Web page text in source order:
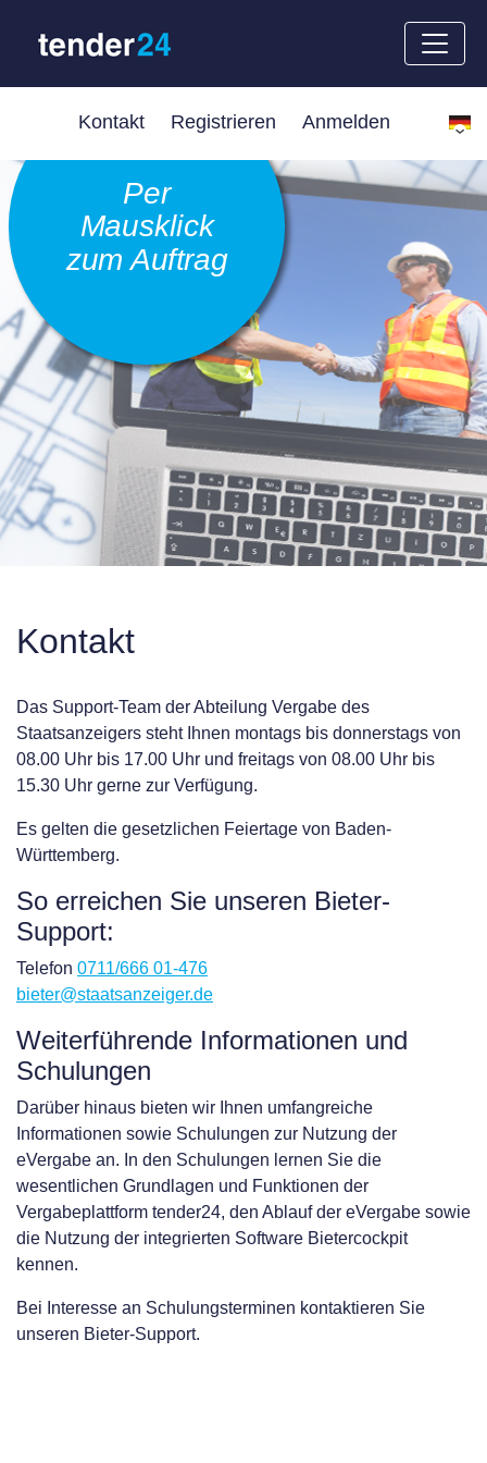
Per
Mausklick
zum Auftrag
Kontakt Registrieren Anmelden
Kontakt
Das Support-Team der Abteilung Vergabe des
Staatsanzeigers steht Ihnen montags bis donnerstags von
08.00 Uhr bis 17.00 Uhr und freitags von 08.00 Uhr bis
15.30 Uhr gerne zur Verfügung.
Es gelten die gesetzlichen Feiertage von Baden-
Württemberg.
So erreichen Sie unseren Bieter-
Support:
Telefon 0711/666 01-476
bieter@staatsanzeiger.de
Weiterführende Informationen und
Schulungen
Darüber hinaus bieten wir Ihnen umfangreiche
Informationen sowie Schulungen zur Nutzung der
eVergabe an. In den Schulungen lernen Sie die
wesentlichen Grundlagen und Funktionen der
Vergabeplattform tender24, den Ablauf der eVergabe sowie
die Nutzung der integrierten Software Bietercockpit
kennen.
Bei Interesse an Schulungsterminen kontaktieren Sie
unseren Bieter-Support.